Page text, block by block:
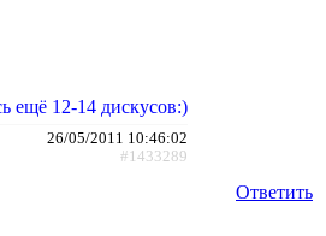
ещё 12-14 дискусов:)
26/05/2011 10:46:02
#1433289
Ответить